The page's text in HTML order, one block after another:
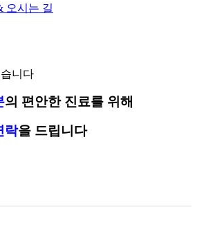
오시는 길
니다
의 편안한 진료를 위해
락을 드립니다